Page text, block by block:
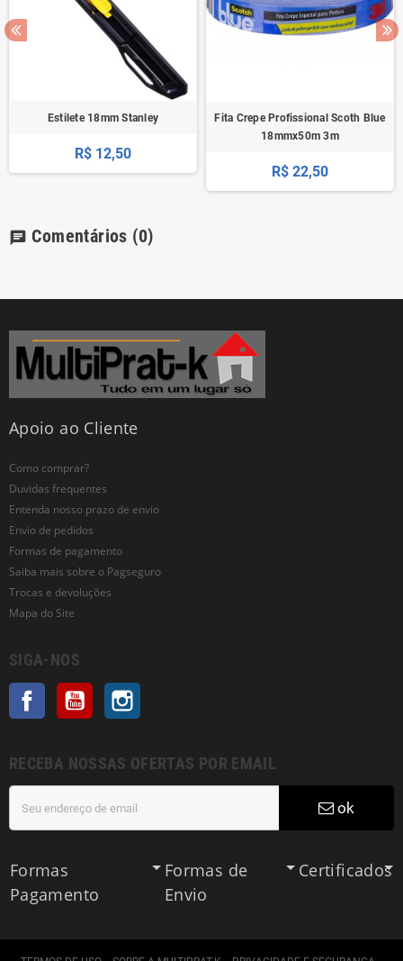
Estilete 18mm Stanley
R$ 12,50
Fita Crepe Profissional Scoth Blue
18mmx50m 3m
R$ 22,50
chat Comentários (0)
Apoio ao Cliente
Como comprar?
Duvidas frequentes
Entenda nosso prazo de envio
Envio de pedidos
Formas de pagamento
Saiba mais sobre o Pagseguro
Trocas e devoluções
Mapa do Site
SIGA-NOS
Facebook YouTube
RECEBA NOSSAS OFERTAS POR EMAIL
ok
Formas
Pagamento
Formas de
Envio
Certificados